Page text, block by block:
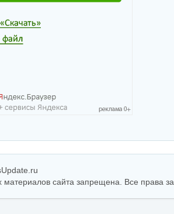
материалов сайта запрещена. Все права